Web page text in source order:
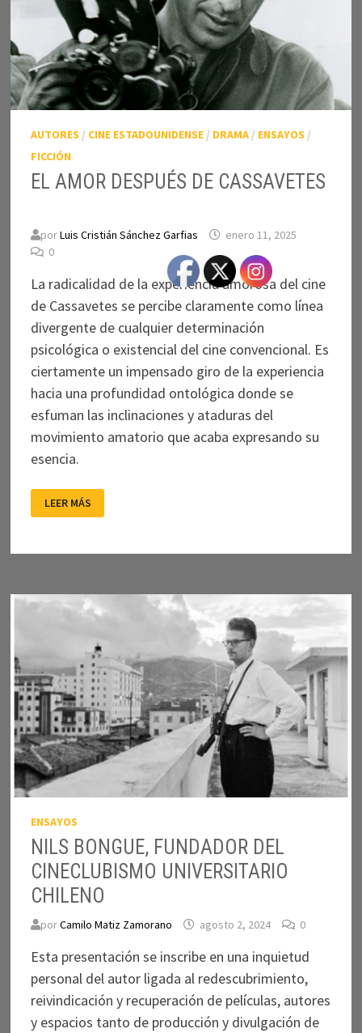
AUTORES / CINE ESTADOUNIDENSE/ DRAMA/ ENSAYOS /
FICCIÓN
EL AMOR DESPUÉS DE CASSAVETES
porLuis Cristián Sánchez Garfias
enero 11, 2025
0
La radicalidad de la experiencia amorosa del cine
de Cassavetes se percibe claramente como línea
divergente de cualquier determinación
psicológica o existencial del cine convencional. Es
ciertamente un impensado giro de la experiencia
hacia una profundidad ontológica donde se
esfuman las inclinaciones y ataduras del
movimiento amatorio que acaba expresando su
esencia.
AMOR
DESPUÉS
LEER MÁS
ENSAYOS
NILS BONGUE, FUNDADOR DEL
CINECLUBISMO UNIVERSITARIO
CHILENO
porCamilo Matiz Zamorano agosto 2, 2024 0
Esta presentación se inscribe en una inquietud
personal del autor ligada al redescubrimiento,
reivindicación y recuperación de películas, autores
y espacios tanto de producción y divulgación de